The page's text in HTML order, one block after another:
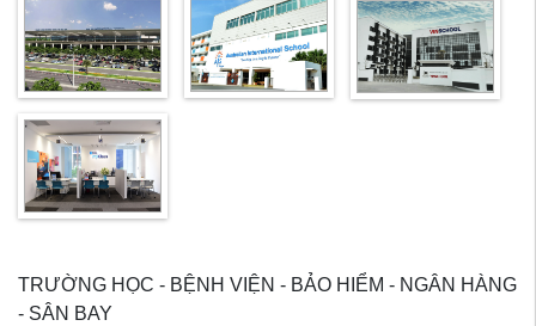
TRƯỜNG HỌC - BỆNH VIỆN - BẢO HIỂM - NGÂN HÀNG
- SÂN BAY